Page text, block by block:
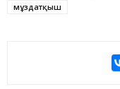
мұздатқыш